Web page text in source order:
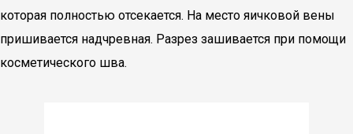
которая полностью отсекается. На место яичковой вены
пришивается надчревная. Разрез зашивается при помощи
косметического шва.